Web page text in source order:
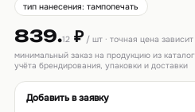
тип нанесения: тампопечать
839.12₽/ шт · точная цена
минимальный заказ на продукцию из
учёта брендирования, упаковки и доставки
Добавить в заявку